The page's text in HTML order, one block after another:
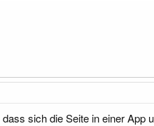
sich die Seite in einer